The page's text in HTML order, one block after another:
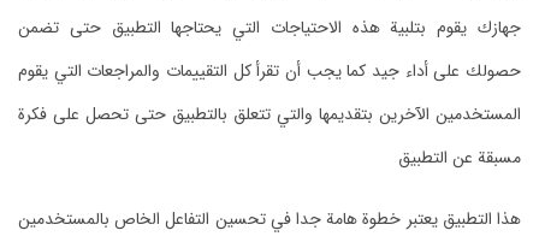
جهازك يقوم بتلبية هذه الاحتياجات التي يحتاجها التطبيق حتى تضمن
حصولك على أداء جيد كما يجب أن تقرأ كل التقييمات والمراجعات التي يقوم
المستخدمين الآخرين بتقديمها والتي تتعلق بالتطبيق حتى تحصل على فكرة
مسبقة عن التطبيق
هذا التطبيق يعتبر خطوة هامة جدا في تحسين التفاعل الخاص بالمستخدمين